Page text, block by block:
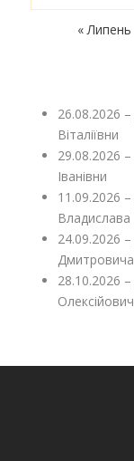
« Липень
26.08.2026
Віталіївни
29.08.2026
Іванівни
11.09.2026
Владислава
24.09.2026
Дмитровича
28.10.2026